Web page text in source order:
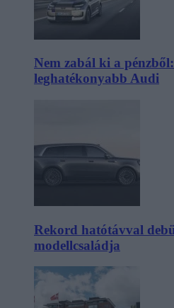
Nem zabál ki a
leghatékonyabb Audi
Rekord hatótávval
modellcsaládja